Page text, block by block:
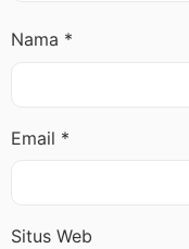
Nama *
Email *
Situs Web